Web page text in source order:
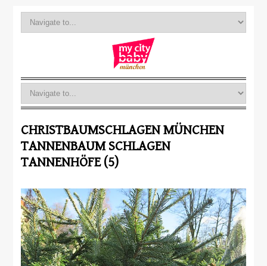
CHRISTBAUMSCHLAGEN MÜNCHEN
TANNENBAUM SCHLAGEN
TANNENHÖFE (5)